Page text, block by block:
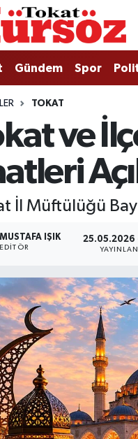
Gündem Spor
TOKAT
ve
İl Müftülüğü
MUSTAFA IŞIK
EDITÖR
25.05.2026
Vakitleri
Durumu ve Fikstür